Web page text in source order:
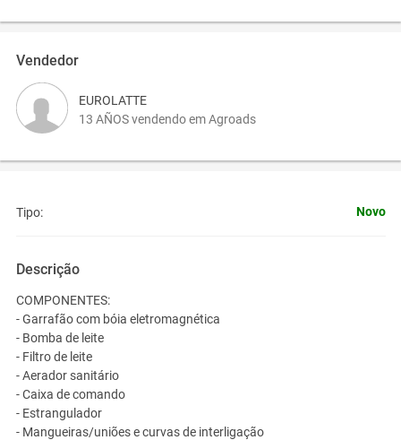
Vendedor
EUROLATTE
13 AÑOS vendendo em Agroads
Tipo: Novo
Descrição
COMPONENTES:
- Garrafão com bóia eletromagnética
- Bomba de leite
- Filtro de leite
- Aerador sanitário
- Caixa de comando
- Estrangulador
- Mangueiras/uniões e curvas de interligação